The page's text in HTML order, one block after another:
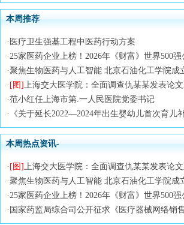
本周推荐
· 医疗卫生强基工程中医药行动方案
·25家医药企业上榜！2026年《财富》世界500强
·聚焦生物医药与人工智能 北京石油化工学院成
· [图]上海交大医学院：全面调查仇某某发表论
·范小红任上海市第.一人民医院党委书记
·
《关于延长2022—2024年出生婴幼儿首次育儿补贴申请截止
本周热点资讯-
· [图]上海交大医学院：全面调查仇某某发表论
·聚焦生物医药与人工智能 北京石油化工学院成
·25家医药企业上榜！2026年《财富》世界500强
· 国家药监局综合司公开征求《医疗器械网络销售监督管理办法（修订